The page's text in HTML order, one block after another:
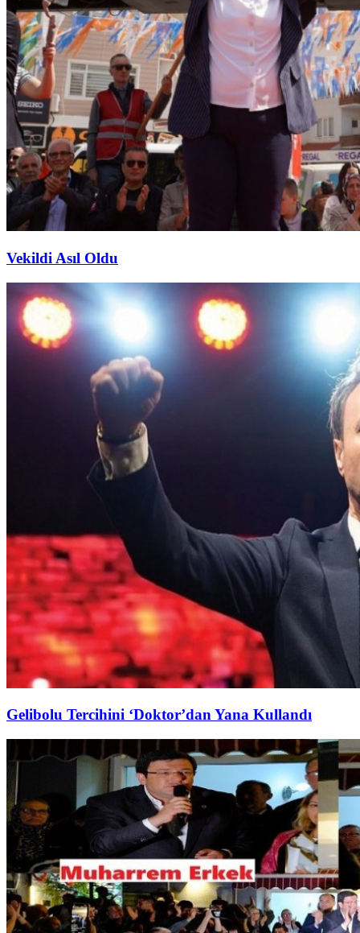
Vekildi Asıl Oldu
Gelibolu Tercihini ‘Doktor’dan Yana Kullandı